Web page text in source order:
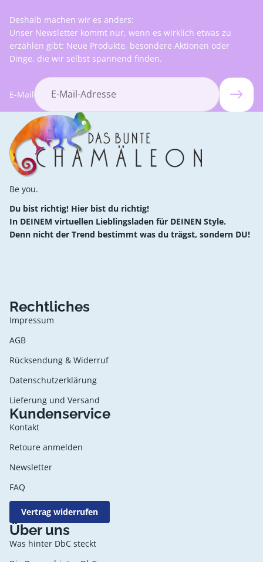
Deshalb machen wir es anders:
Unser Newsletter kommt nur, wenn es wirklich etwas zu
erzählen gibt: Neue Produkte, besondere Aktionen oder
Dinge, die wir selbst spannend finden.
E-Mail
Be you.
Du bist richtig! Hier bist du richtig!
In DEINEM virtuellen Lieblingsladen für DEINEN Style.
Denn nicht der Trend bestimmt was du trägst, sondern DU!
Rechtliches
Impressum
AGB
Rücksendung & Widerruf
Datenschutzerklärung
Lieferung und Versand
Kundenservice
Kontakt
Retoure anmelden
Newsletter
FAQ
Vertrag widerrufen
Über uns
Was hinter DbC steckt
Datenschutzerklärung
AGB